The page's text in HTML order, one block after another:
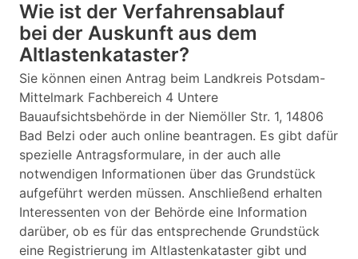
Wie ist der Verfahrensablauf
bei der Auskunft aus dem
Altlastenkataster?
Sie können einen Antrag beim Landkreis Potsdam-
Mittelmark Fachbereich 4 Untere
Bauaufsichtsbehörde in der Niemöller Str. 1, 14806
Bad Belzi oder auch online beantragen. Es gibt dafür
spezielle Antragsformulare, in der auch alle
notwendigen Informationen über das Grundstück
aufgeführt werden müssen. Anschließend erhalten
Interessenten von der Behörde eine Information
darüber, ob es für das entsprechende Grundstück
eine Registrierung im Altlastenkataster gibt und